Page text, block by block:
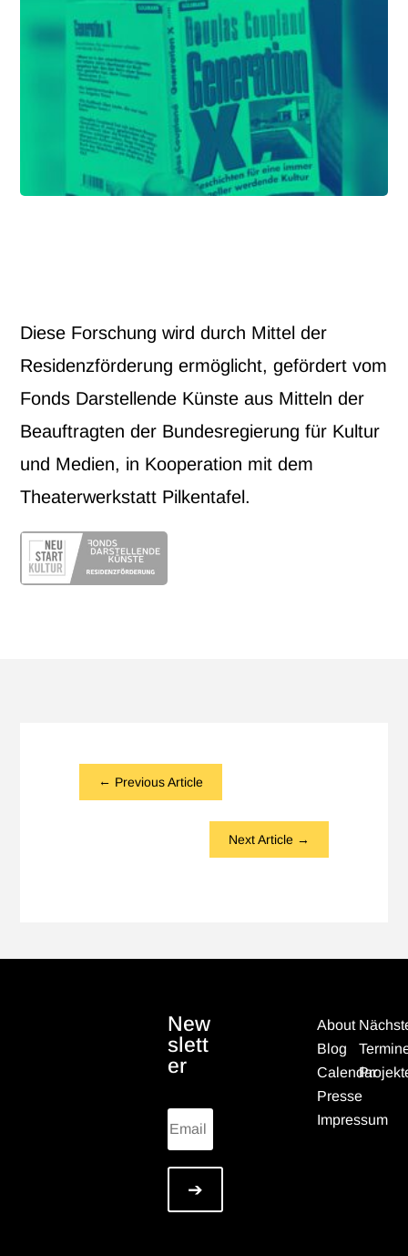
Diese Forschung wird durch Mittel der
Residenzförderung ermöglicht, gefördert vom
Fonds Darstellende Künste aus Mitteln der
Beauftragten der Bundesregierung für Kultur
und Medien, in Kooperation mit dem
Theaterwerkstatt Pilkentafel.
← Previous Article
Next Article →
New
slett
er
➔
About
Blog
Calendar
Presse
Impressum